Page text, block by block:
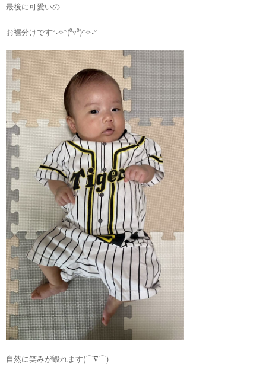
最後に可愛いの
お裾分けです°˖✧◝(⁰▿⁰)◜✧˖°
自然に笑みが毀れます(⌒∇⌒)